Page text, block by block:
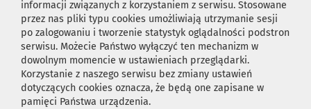
informacji związanych z korzystaniem z serwisu. Stosowane
przez nas pliki typu cookies umożliwiają utrzymanie sesji
po zalogowaniu i tworzenie statystyk oglądalności podstron
serwisu. Możecie Państwo wyłączyć ten mechanizm w
dowolnym momencie w ustawieniach przeglądarki.
Korzystanie z naszego serwisu bez zmiany ustawień
dotyczących cookies oznacza, że będą one zapisane w
pamięci Państwa urządzenia.